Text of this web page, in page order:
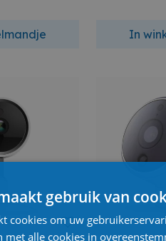
In
gebruik van
cookies om uw
met alle cookies in